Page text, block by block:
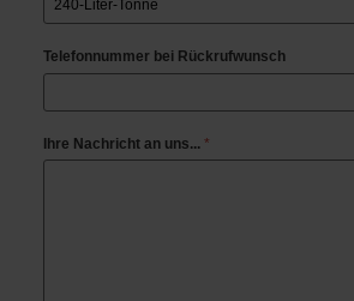
Telefonnummer bei Rückrufwunsch
Ihre Nachricht an uns...*